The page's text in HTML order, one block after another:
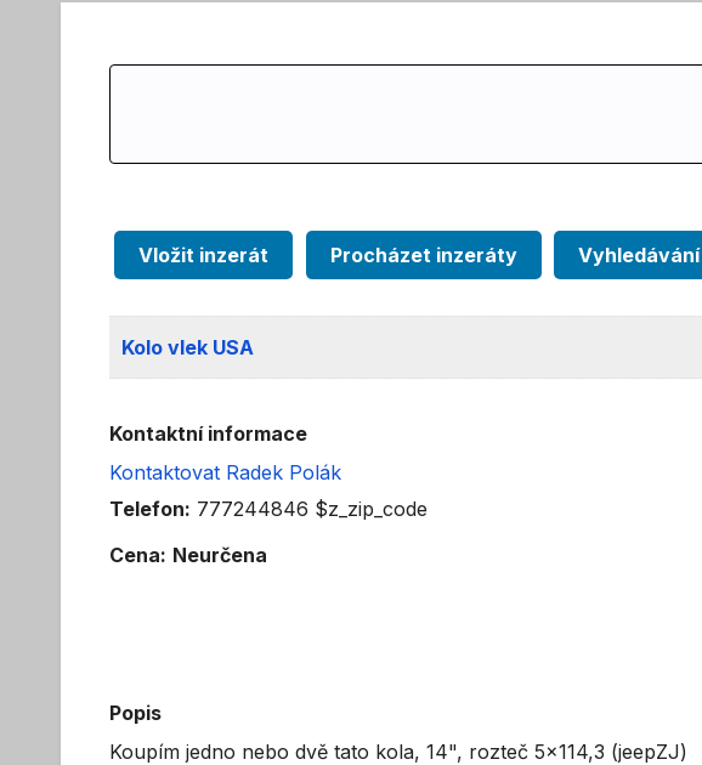
Vložit inzerát Procházet inzeráty Vyhledávání
Kolo vlek USA
Kontaktní informace
Kontaktovat Radek Polák
Telefon: 777244846 $z_zip_code
Cena: Neurčena
Popis
Koupím jedno nebo dvě tato kola, 14", rozteč 5x114,3 (jeepZJ)